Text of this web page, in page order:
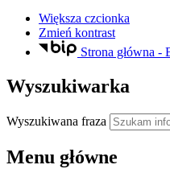
Większa czcionka
Zmień kontrast
Strona główna
Wyszukiwarka
Wyszukiwana fraza
Menu główne